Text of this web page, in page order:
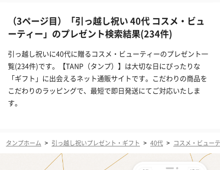
（3ページ目）「引っ越し祝い 40代 コスメ・ビュ
ーティー」のプレゼント検索結果(234件)
引っ越し祝いに40代に贈るコスメ・ビューティーのプレゼント一
覧(234件)です。【TANP（タンプ）】は大切な日にぴったりな
「ギフト」に出会えるネット通販サイトです。こだわりの商品を
こだわりのラッピングで、最短で即日発送にてご対応いたしま
す。
タンプホーム > 引っ越し祝いプレゼント・ギフト > 40代 > コスメ・ビュー